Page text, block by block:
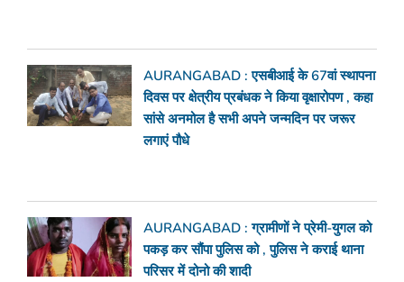
AURANGABAD : एसबीआई के 67वां स्थापना
दिवस पर क्षेत्रीय प्रबंधक ने किया वृक्षारोपण , कहा
सांसे अनमोल है सभी अपने जन्मदिन पर जरूर
लगाएं पौधे
AURANGABAD : ग्रामीणों ने प्रेमी-युगल को
पकड़ कर सौंपा पुलिस को , पुलिस ने कराई थाना
परिसर में दोनो की शादी